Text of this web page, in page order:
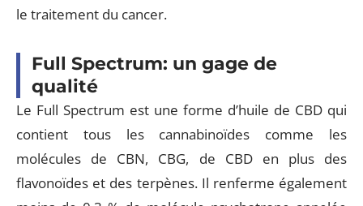
le traitement du cancer.
Full Spectrum: un gage de
qualité
Le Full Spectrum est une forme d’huile de CBD qui
contient tous les cannabinoïdes comme les
molécules de CBN, CBG, de CBD en plus des
flavonoïdes et des terpènes. Il renferme également